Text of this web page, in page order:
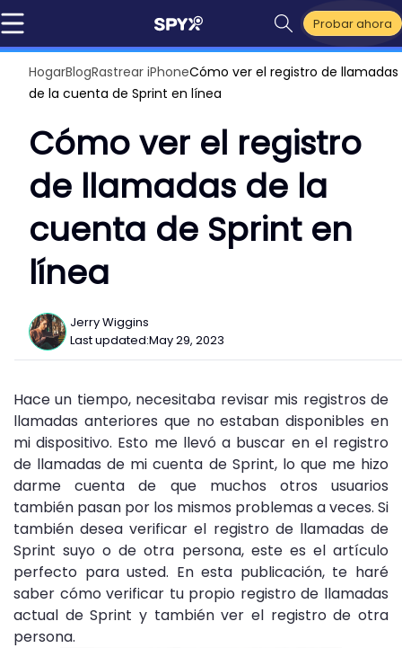
Probar ahora
HogarBlogRastrear iPhoneCómo ver el registro de llamadas
de la cuenta de Sprint en línea
Cómo ver el registro
de llamadas de la
cuenta de Sprint en
línea
Jerry Wiggins
Last updated:May 29, 2023
Hace un tiempo, necesitaba revisar mis registros de
llamadas anteriores que no estaban disponibles en
mi dispositivo. Esto me llevó a buscar en el registro
de llamadas de mi cuenta de Sprint, lo que me hizo
darme cuenta de que muchos otros usuarios
también pasan por los mismos problemas a veces. Si
también desea verificar el registro de llamadas de
Sprint suyo o de otra persona, este es el artículo
perfecto para usted. En esta publicación, te haré
saber cómo verificar tu propio registro de llamadas
actual de Sprint y también ver el registro de otra
persona.